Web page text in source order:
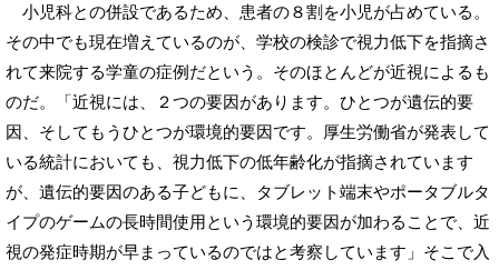
小児科との併設であるため、患者の８割を小児が占めている。
その中でも現在増えているのが、学校の検診で視力低下を指摘さ
れて来院する学童の症例だという。そのほとんどが近視によるも
のだ。「近視には、２つの要因があります。ひとつが遺伝的要
因、そしてもうひとつが環境的要因です。厚生労働省が発表して
いる統計においても、視力低下の低年齢化が指摘されています
が、遺伝的要因のある子どもに、タブレット端末やポータブルタ
イプのゲームの長時間使用という環境的要因が加わることで、近
視の発症時期が早まっているのではと考察しています」そこで入